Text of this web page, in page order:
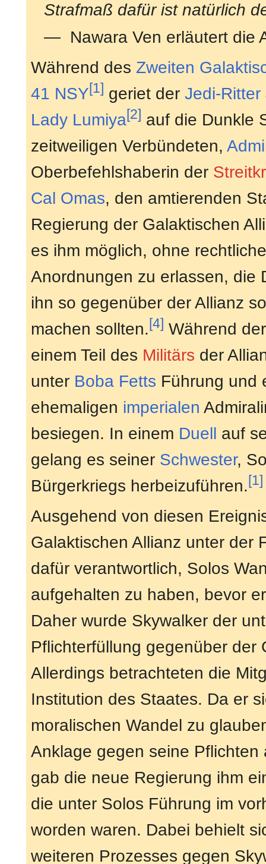
Strafmaß dafür ist natürlich
— Nawara Ven erläutert die
Während des Zweiten
41 NSY[1] geriet der Jedi-Ritter
Lady Lumiya[2] auf die Dunkle
zeitweiligen Verbündeten,
Oberbefehlshaberin der
Cal Omas, den amtierenden
Regierung der Galaktischen
es ihm möglich, ohne
Anordnungen zu erlassen, die
ihn so gegenüber der Allianz
machen sollten.[4] Während
einem Teil des Militärs der
unter Boba Fetts Führung und
ehemaligen imperialen
besiegen. In einem Duell auf
gelang es seiner Schwester,
Bürgerkriegs herbeizuführen.[1]
Ausgehend von diesen
Galaktischen Allianz unter der
dafür verantwortlich, Solos
aufgehalten zu haben, bevor
Daher wurde Skywalker der
Pflichterfüllung gegenüber der
Allerdings betrachteten die
Institution des Staates. Da er
moralischen Wandel zu
Anklage gegen seine
gab die neue Regierung ihm
die unter Solos Führung im
worden waren. Dabei behielt
weiteren Prozesses gegen